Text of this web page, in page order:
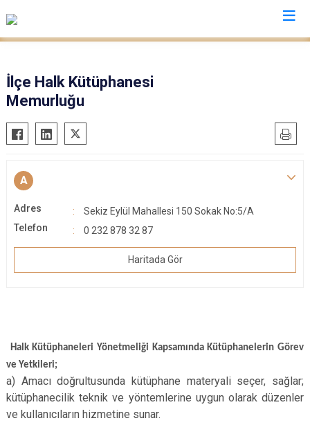
İzmir
Aliağa
Balçova
Bergama
Beydağ
Bornova
Kemalpaşa
Kınık
Kiraz
Tire
İlçe Halk Kütüphanesi
Memurluğu
A
Adres
Sekiz Eylül Mahallesi 150 Sokak No:5/A
Telefon
0 232 878 32 87
Haritada Gör
Halk Kütüphaneleri Yönetmeliği Kapsamında Kütüphanelerin Görev
ve Yetkileri;
a) Amacı doğrultusunda kütüphane materyali seçer, sağlar;
kütüphanecilik teknik ve yöntemlerine uygun olarak düzenler
ve kullanıcıların hizmetine sunar.